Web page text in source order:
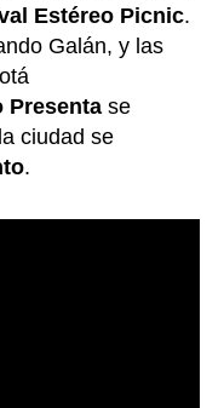
Estéreo Picnic.
Galán, y las
Presenta se
ciudad se
.